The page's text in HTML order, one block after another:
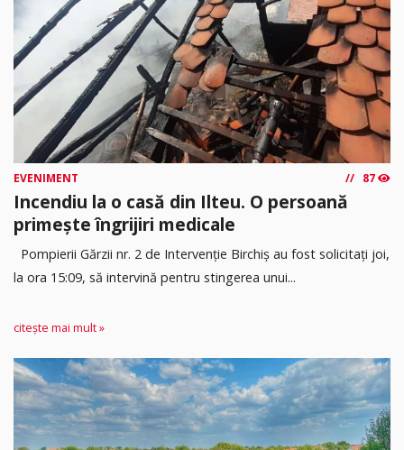
EVENIMENT 87
Incendiu la o casă din Ilteu. O persoană
primește îngrijiri medicale
Pompierii Gărzii nr. 2 de Intervenție Birchiș au fost solicitați joi,
la ora 15:09, să intervină pentru stingerea unui...
citește mai mult »